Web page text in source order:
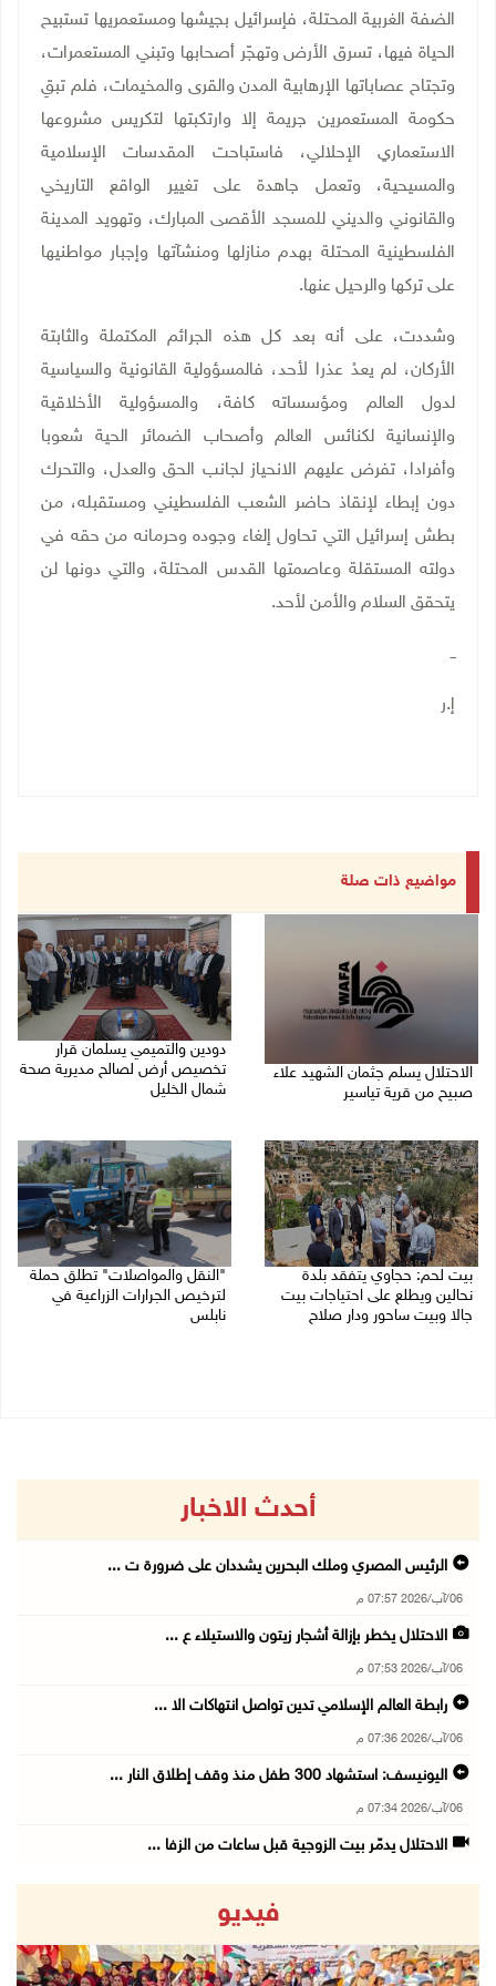
الضفة الغربية المحتلة، فإسرائيل بجيشها ومستعمريها تستبيح
الحياة فيها، تسرق الأرض وتهجّر أصحابها وتبني المستعمرات،
وتجتاح عصاباتها الإرهابية المدن والقرى والمخيمات، فلم تبقِ
حكومة المستعمرين جريمة إلا وارتكبتها لتكريس مشروعها
الاستعماري الإحلالي، فاستباحت المقدسات الإسلامية
والمسيحية، وتعمل جاهدة على تغيير الواقع التاريخي
والقانوني والديني للمسجد الأقصى المبارك، وتهويد المدينة
الفلسطينية المحتلة بهدم منازلها ومنشآتها وإجبار مواطنيها
على تركها والرحيل عنها.
وشددت، على أنه بعد كل هذه الجرائم المكتملة والثابتة
الأركان، لم يعدْ عذرا لأحد، فالمسؤولية القانونية والسياسية
لدول العالم ومؤسساته كافة، والمسؤولية الأخلاقية
والإنسانية لكنائس العالم وأصحاب الضمائر الحية شعوبا
وأفرادا، تفرض عليهم الانحياز لجانب الحق والعدل، والتحرك
دون إبطاء لإنقاذ حاضر الشعب الفلسطيني ومستقبله، من
بطش إسرائيل التي تحاول إلغاء وجوده وحرمانه من حقه في
دولته المستقلة وعاصمتها القدس المحتلة، والتي دونها لن
يتحقق السلام والأمن لأحد.
ــ
إ.ر
مواضيع ذات صلة
الاحتلال يسلم جثمان الشهيد علاء
صبيح من قرية تياسير
دودين والتميمي يسلمان قرار
تخصيص أرض لصالح مديرية صحة
شمال الخليل
بيت لحم: حجاوي يتفقد بلدة
نحالين ويطلع على احتياجات بيت
جالا وبيت ساحور ودار صلاح
"النقل والمواصلات" تطلق حملة
لترخيص الجرارات الزراعية في
نابلس
أحدث الاخبار
الرئيس المصري وملك البحرين يشددان على ضرورة ت ...
06/آب/2026 07:57 م
الاحتلال يخطر بإزالة أشجار زيتون والاستيلاء ع ...
06/آب/2026 07:53 م
رابطة العالم الإسلامي تدين تواصل انتهاكات الا ...
06/آب/2026 07:36 م
اليونيسف: استشهاد 300 طفل منذ وقف إطلاق النار ...
06/آب/2026 07:34 م
الاحتلال يدمّر بيت الزوجية قبل ساعات من الزفا ...
إصابتان بالرصاص والاعتداء خلال اقتحام الاحتلا ...
06/آب/2026 06:56 م
فيديو